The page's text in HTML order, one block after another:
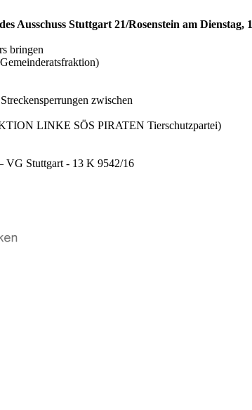
Ausschuss Stuttgart 21/Rosenstein am
bringen
zwischen
LINKE SÖS PIRATEN Tierschutzpartei)
VG Stuttgart - 13 K 9542/16